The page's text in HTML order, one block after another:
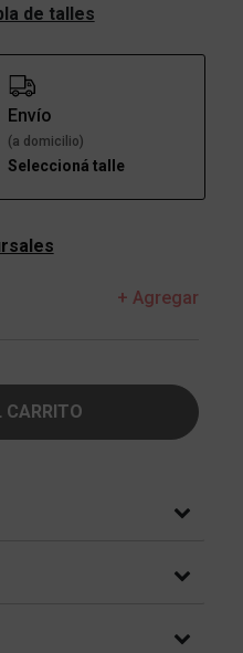
de talles
Envío
(a domicilio)
Seleccioná talle
+ Agregar
CARRITO